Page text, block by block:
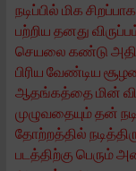
நடிப்பில் மிக
பற்றிய தனது
செயலை கண்டு
பிரிய வேண்டிய
ஆதங்கத்தை மின்
முழுவதையும் தன்
தோற்றத்தில்
படத்திற்கு பெரும்